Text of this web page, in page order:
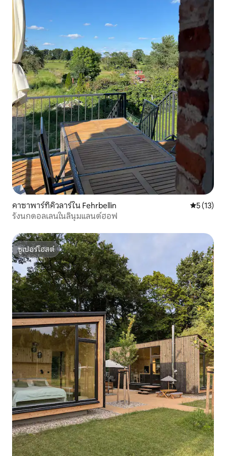
คาซาพาร์ทิคิวลาร์ใน Fehrbellin คะแนนเฉลี่
5 (13)
รังนกดอลเลนในลินุมแลนด์ฮอฟ
ซูเปอร์โฮสต์
ซูเปอร์โฮสต์